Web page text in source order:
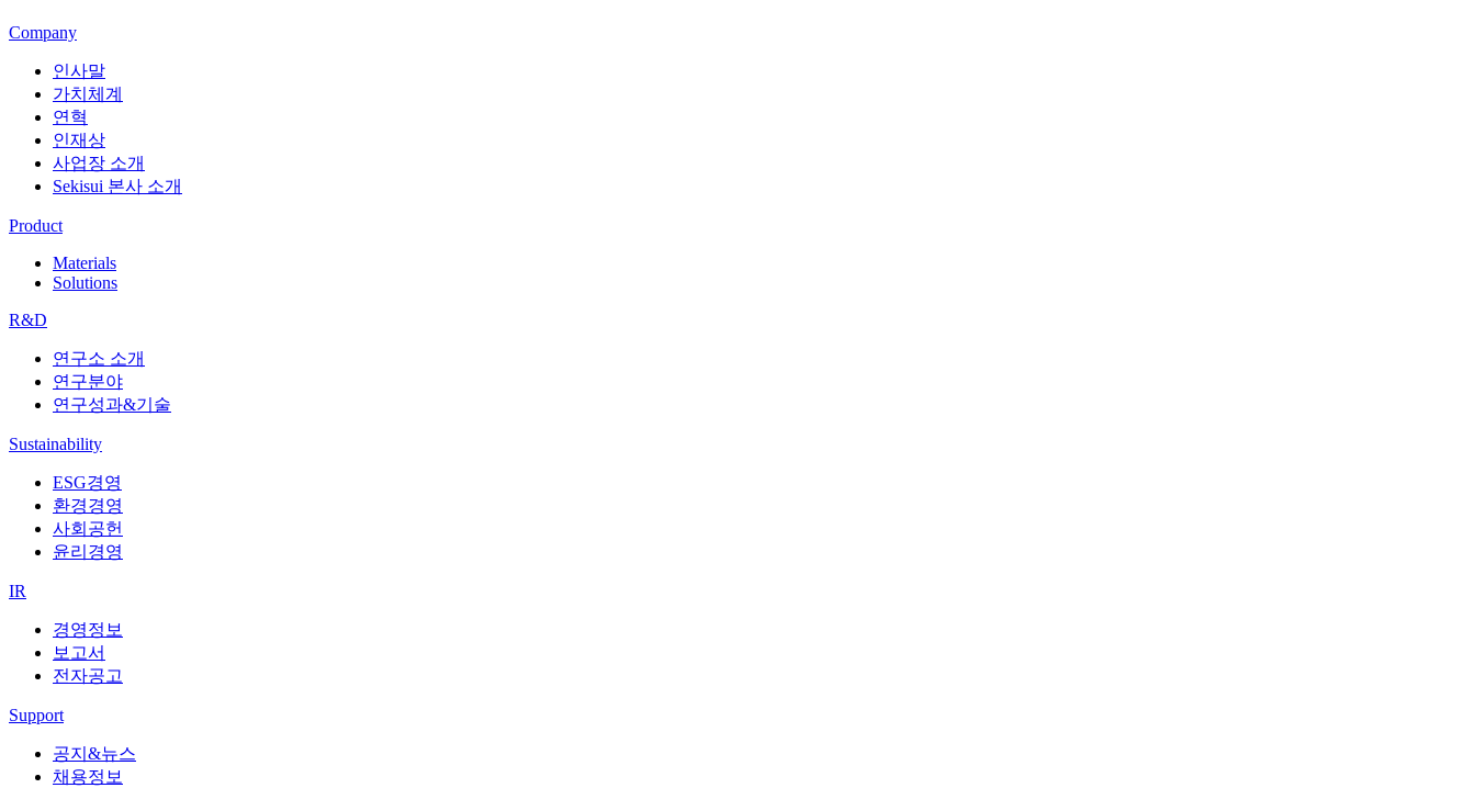
Company
인사말
가치체계
연혁
인재상
사업장 소개
Sekisui 본사 소개
Product
Materials
Solutions
R&D
연구소 소개
연구분야
연구성과&기술
Sustainability
ESG경영
환경경영
사회공헌
윤리경영
IR
경영정보
보고서
전자공고
Support
공지&뉴스
채용정보